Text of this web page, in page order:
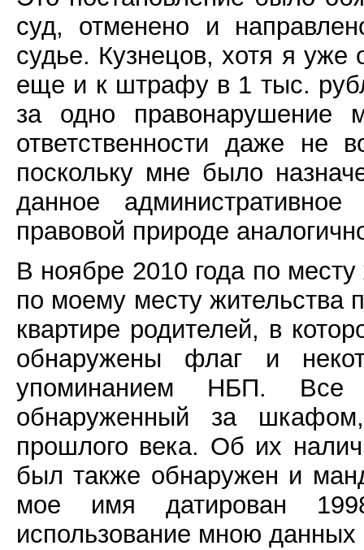
суд, отменено и
судье. Кузнецов, хотя я уже
еще и к штрафу в 1 тыс.
за одно правонарушение
ответственности даже не
поскольку мне было
данное
правовой природе
В ноябре 2010 года по
по моему месту жительства
квартире родителей, в
обнаружены флаг и
упоминанием НБП. Все
обнаруженный за
прошлого века. Об их
был также обнаружен и
мое имя датирован
использование мною данных